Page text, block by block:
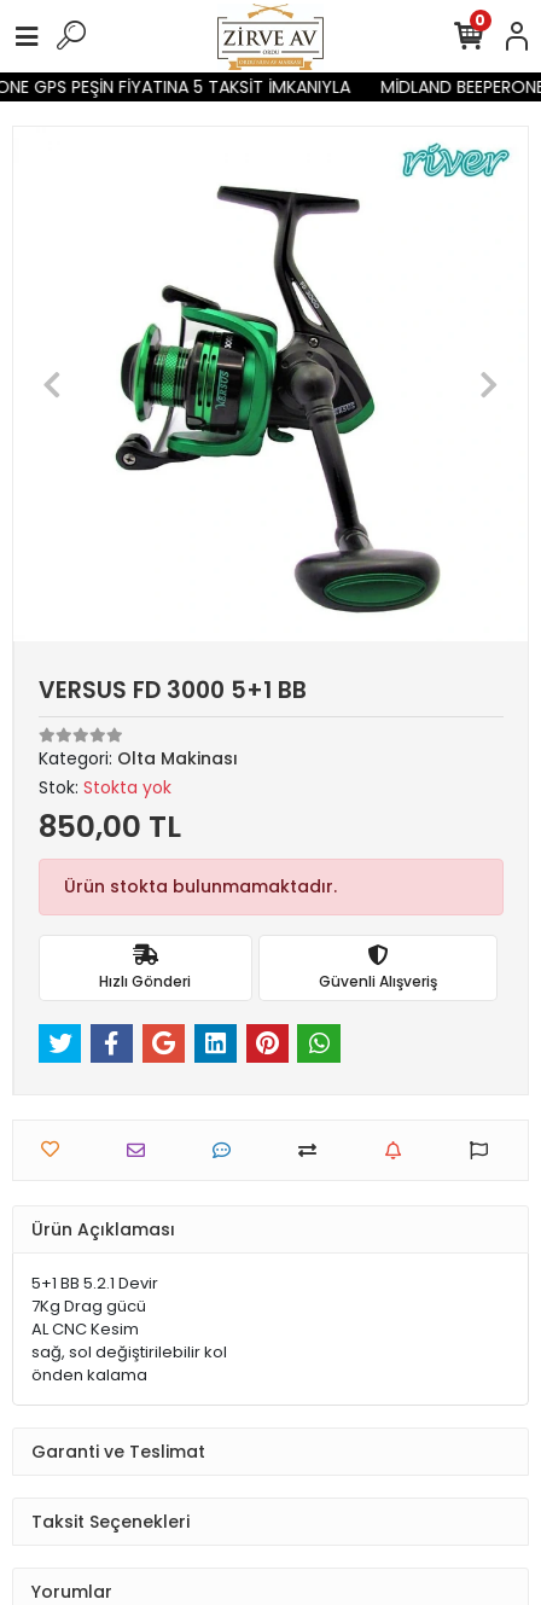
GPS PEŞİN FİYATINA 5 TAKSİT İMKANIYLA MİDLAND
0
VERSUS FD 3000 5+1 BB
Kategori: Olta Makinası
Stok: Stokta yok
850,00 TL
Ürün stokta bulunmamaktadır.
Hızlı Gönderi Güvenli Alışveriş
Ürün Açıklaması
5+1 BB 5.2.1 Devir
7Kg Drag gücü
AL CNC Kesim
sağ, sol değiştirilebilir kol
önden kalama
Garanti ve Teslimat
Taksit Seçenekleri
Yorumlar